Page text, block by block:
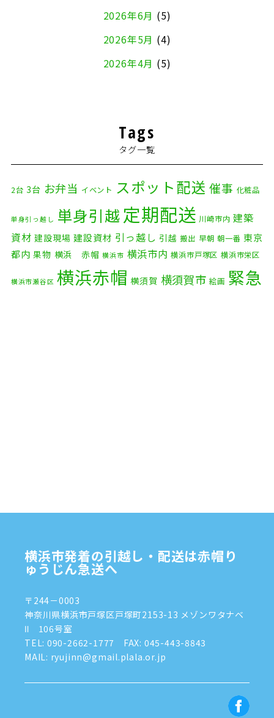
2026年6月 (5)
2026年5月 (4)
2026年4月 (5)
2026年1月
2025年11月(4)
2025年10月(9)
2025年9月
(3)
2025年8月(2)
2025年7月(6)
2024年9月(2)
2024年7月
(8)
2024年5月(2)
2024年4月(3)
2024年3月(8)
2024年1月(3)
Tags
タグ一覧
2台 3台 お弁当 イベント スポット配送 催事 化粧品
単身引っ越し 単身引越 定期配送 川崎市内 建築
資材 建設現場 建設資材 引っ越し 引越 搬出 早朝 朝一番 東京
都内 果物 横浜 赤帽 横浜市 横浜市内 横浜市戸塚区 横浜市栄区
横浜市瀬谷区 横浜赤帽 横須賀 横須賀市 絵画 緊急
横浜市発着の引越し・配送は赤帽り
ゅうじん急送へ
〒244－0003
神奈川県横浜市戸塚区戸塚町2153-13 メゾンワタナベ
Ⅱ 106号室
TEL: 090-2662-1777
FAX: 045-443-8843
MAIL: ryujinn@gmail.plala.or.jp